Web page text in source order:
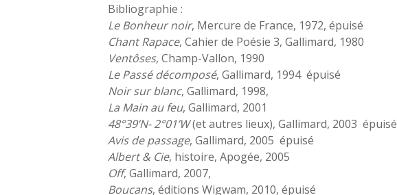
Bibliographie :
Le Bonheur noir, Mercure de France, 1972, épuisé
Chant Rapace, Cahier de Poésie 3, Gallimard, 1980
Ventôses, Champ-Vallon, 1990
Le Passé décomposé, Gallimard, 1994 épuisé
Noir sur blanc, Gallimard, 1998,
La Main au feu, Gallimard, 2001
48°39’N- 2°01’W(et autres lieux), Gallimard, 2003 épuisé
Avis de passage, Gallimard, 2005 épuisé
Albert & Cie, histoire, Apogée, 2005
Off, Gallimard, 2007,
Boucans, éditions Wigwam, 2010, épuisé